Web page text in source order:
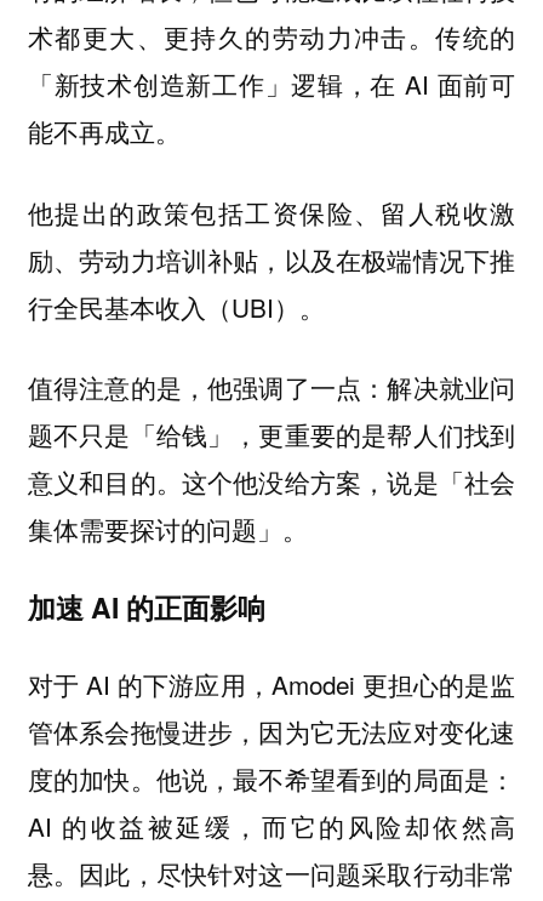
术都更大、更持久的劳动力冲击。传统的
「新技术创造新工作」逻辑，在 AI 面前可
能不再成立。
他提出的政策包括工资保险、留人税收激
励、劳动力培训补贴，以及在极端情况下推
行全民基本收入（UBI）。
值得注意的是，他强调了一点：解决就业问
题不只是「给钱」，更重要的是帮人们找到
意义和目的。这个他没给方案，说是「社会
集体需要探讨的问题」。
加速 AI 的正面影响
对于 AI 的下游应用，Amodei 更担心的是监
管体系会拖慢进步，因为它无法应对变化速
度的加快。他说，最不希望看到的局面是：
AI 的收益被延缓，而它的风险却依然高
悬。因此，尽快针对这一问题采取行动非常